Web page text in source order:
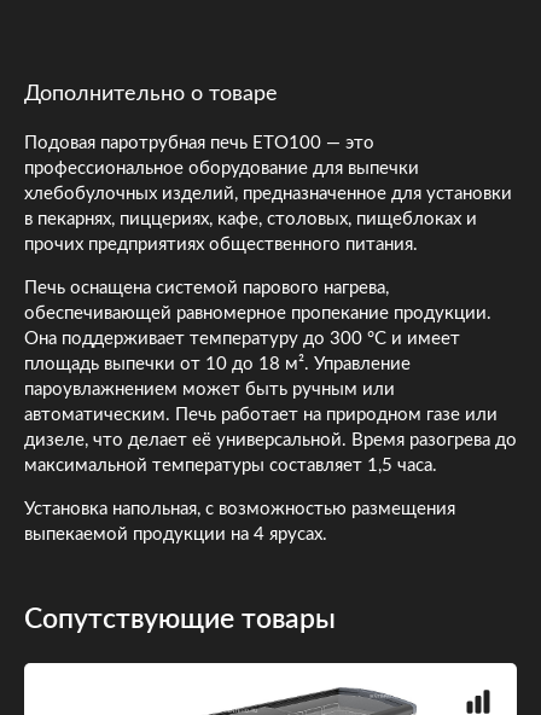
Дополнительно о товаре
Подовая паротрубная печь ETO100 — это
профессиональное оборудование для выпечки
хлебобулочных изделий, предназначенное для установки
в пекарнях, пиццериях, кафе, столовых, пищеблоках и
прочих предприятиях общественного питания.
Печь оснащена системой парового нагрева,
обеспечивающей равномерное пропекание продукции.
Она поддерживает температуру до 300 °C и имеет
площадь выпечки от 10 до 18 м². Управление
пароувлажнением может быть ручным или
автоматическим. Печь работает на природном газе или
дизеле, что делает её универсальной. Время разогрева до
максимальной температуры составляет 1,5 часа.
Установка напольная, с возможностью размещения
выпекаемой продукции на 4 ярусах.
Сопутствующие товары